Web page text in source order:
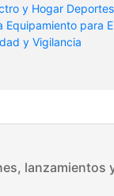
y Hogar
Equipamiento para
y Vigilancia
lanzamientos